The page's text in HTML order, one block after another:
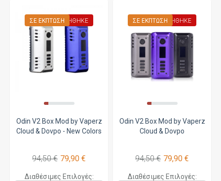
ΕΞΑΝΤΛΉΘΗΚΕ
ΣΕ ΈΚΠΤΩΣΗ
Odin V2 Box Mod by Vaperz
Cloud & Dovpo - New Colors
94,50 € 79,90 €
Διαθέσιμες Επιλογές:
ΕΞΑΝΤΛΉΘΗΚΕ
ΣΕ ΈΚΠΤΩΣΗ
Odin V2 Box Mod by Vaperz
Cloud & Dovpo
94,50 € 79,90 €
Διαθέσιμες Επιλογές: